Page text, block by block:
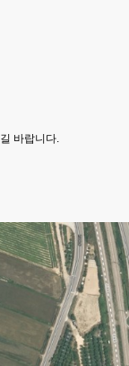
바랍니다.